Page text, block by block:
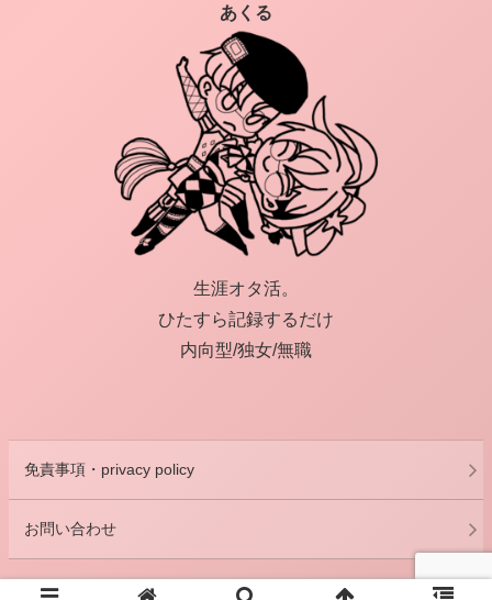
あくる
生涯オタ活。
ひたすら記録するだけ
内向型/独女/無職
免責事項・privacy policy
お問い合わせ